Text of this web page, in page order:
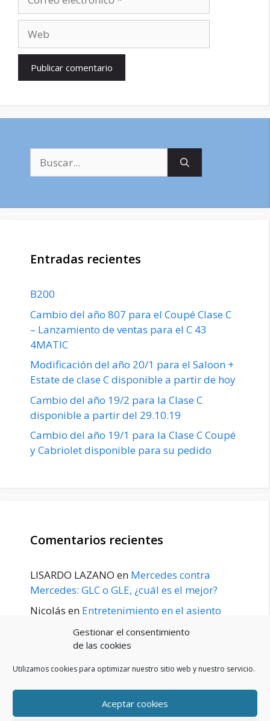
Gestionar el consentimiento
de las cookies
Utilizamos cookies para optimizar nuestro sitio web y nuestro servicio.
Aceptar cookies
electrónico
Entradas recientes
B200
Cambio del año 807 para el Coupé Clase C
– Lanzamiento de ventas para el C 43
4MATIC
Modificación del año 20/1 para el Saloon +
Estate de clase C disponible a partir de hoy
Cambio del año 19/2 para la Clase C
disponible a partir del 29.10.19
Cambio del año 19/1 para la Clase C Coupé
y Cabriolet disponible para su pedido
Comentarios recientes
LISARDO LAZANO en Mercedes contra
Mercedes: GLC o GLE, ¿cuál es el mejor?
Nicolás en Entretenimiento en el asiento
principios de 2020
POLÍTICA DE PRIVACIDAD